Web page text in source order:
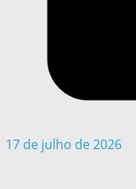
17 de julho de 2026